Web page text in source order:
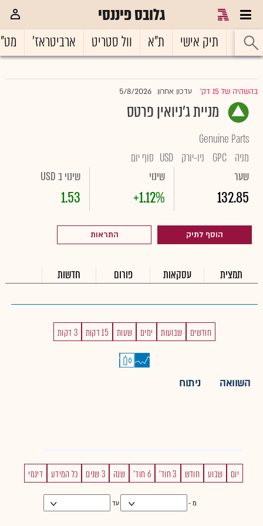
גלובס פיננסי
ראשי תיק אישי ת"א וול סטריט ארביטראז'
בהשהיה של 15 דק' עדכון אחרון 5/8/2026
מניית ג'ניואין פרטס
Genuine Parts
מניה GPC ניו-יורק USD סוף יום
שער
132.85
שינוי
+1.12%
שינוי ב USD
1.53
הוסף לתיק התראות
תמצית עסקאות פורום חדשות
חודשים שבועות ימים שעות 15 דקות 3 דקות
השוואה ניתוח
יום שבוע חודש 3 חוד' 6 חוד' שנה 3 שנים כל המידע דינמי
מ - עד